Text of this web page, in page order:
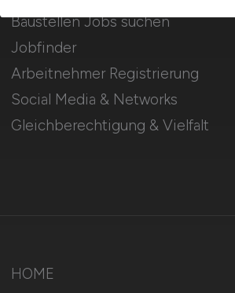
Baustellen Jobs suchen
Jobfinder
Arbeitnehmer Registrierung
Social Media & Networks
Gleichberechtigung & Vielfalt
HOME